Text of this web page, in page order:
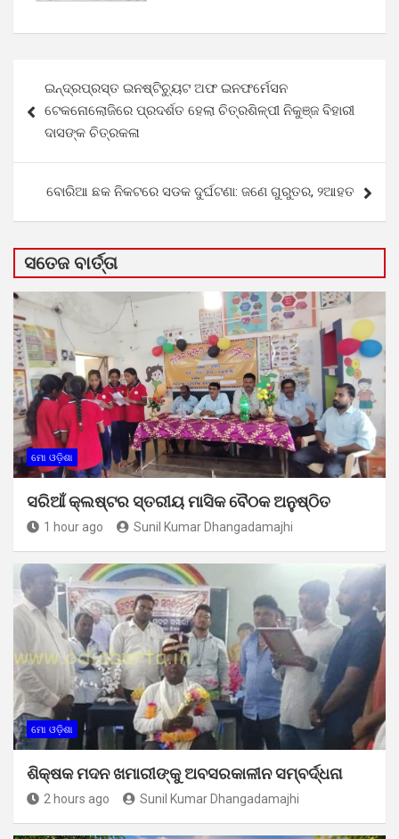
navigation
ଇନ୍ଦ୍ରପ୍ରସ୍ତ ଇନଷ୍ଟିଚ୍ୟୁଟ ଅଫ ଇନଫର୍ମେସନ
ଟେକନୋଲୋଜିରେ ପ୍ରଦର୍ଶତ ହେଲା ଚିତ୍ରଶିଳ୍ପୀ ନିକୁଞ୍ଜ ବିହାରୀ
ଦାସଙ୍କ ଚିତ୍ରକଳା
ବୋରିଆ ଛକ ନିକଟରେ ସଡକ ଦୁର୍ଘଟଣା: ଜଣେ ଗୁରୁତର, ୨ଆହତ
ସତେଜ ବାର୍ତ୍ତା
ମୋ ଓଡ଼ିଶା
ସରିଆଁ କ୍ଲଷ୍ଟର ସ୍ତରୀୟ ମାସିକ ବୈଠକ ଅନୁଷ୍ଠିତ
1 hour ago Sunil Kumar Dhangadamajhi
ମୋ ଓଡ଼ିଶା
ଶିକ୍ଷକ ମଦନ ଖମାରୀଙ୍କୁ ଅବସରକାଳୀନ ସମ୍ବର୍ଦ୍ଧନା
2 hours ago Sunil Kumar Dhangadamajhi